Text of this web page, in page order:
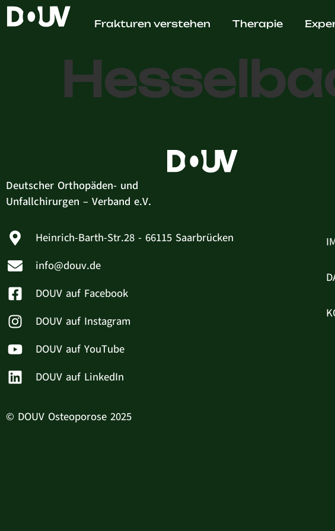
Frakturen verstehen Therapie
Dr. med.
Deutscher Orthopäden- und
Unfallchirurgen – Verband e.V.
Heinrich-Barth-Str.28 - 66115 Saarbrücken
info@douv.de
DOUV auf Facebook
DOUV auf Instagram
DOUV auf YouTube
DOUV auf LinkedIn
© DOUV Osteoporose 2025